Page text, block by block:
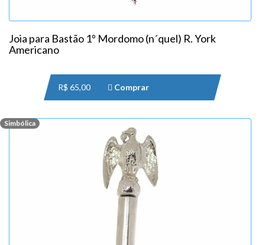
Joia para Bastão 1º Mordomo (n´quel) R. York
Americano
R$ 65,00 Comprar
Simbólica